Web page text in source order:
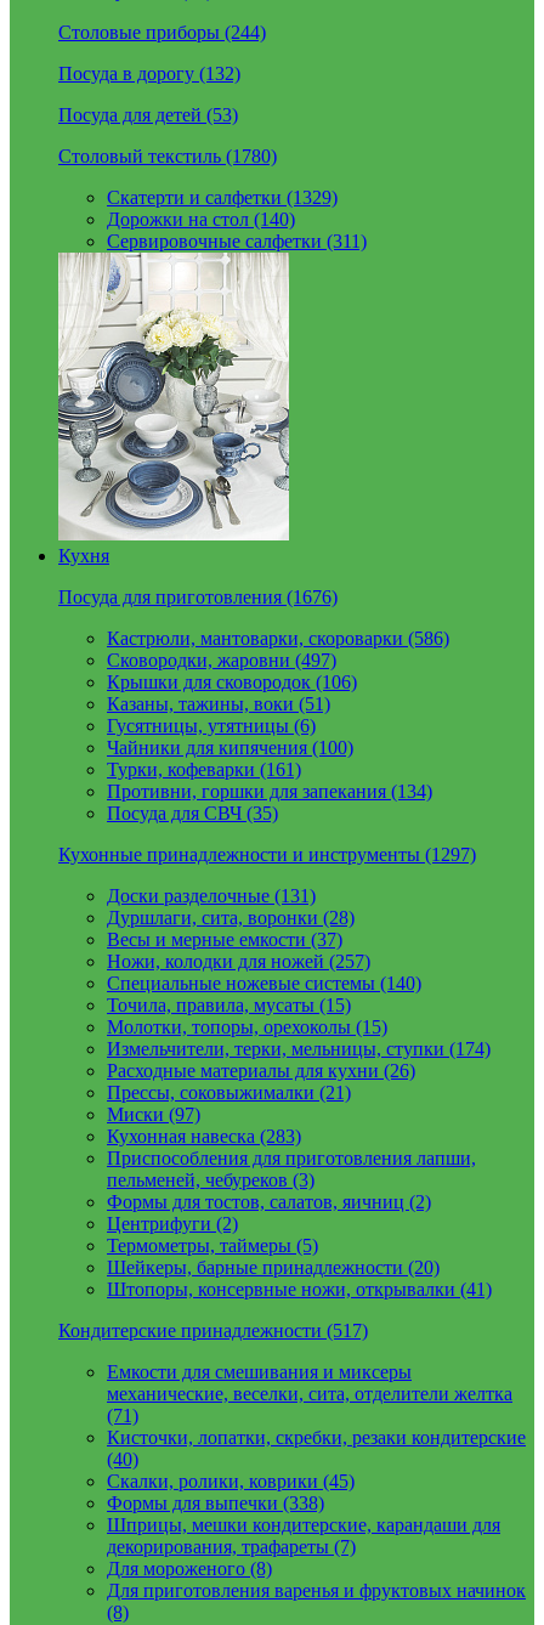
Столовые приборы (244)
Посуда в дорогу (132)
Посуда для детей (53)
Столовый текстиль (1780)
Скатерти и салфетки (1329)
Дорожки на стол (140)
Сервировочные салфетки (311)
Кухня
Посуда для приготовления (1676)
Кастрюли, мантоварки, скороварки (586)
Сковородки, жаровни (497)
Крышки для сковородок (106)
Казаны, тажины, воки (51)
Гусятницы, утятницы (6)
Чайники для кипячения (100)
Турки, кофеварки (161)
Противни, горшки для запекания (134)
Посуда для СВЧ (35)
Кухонные принадлежности и инструменты (1297)
Доски разделочные (131)
Дуршлаги, сита, воронки (28)
Весы и мерные емкости (37)
Ножи, колодки для ножей (257)
Специальные ножевые системы (140)
Точила, правила, мусаты (15)
Молотки, топоры, орехоколы (15)
Измельчители, терки, мельницы, ступки (174)
Расходные материалы для кухни (26)
Прессы, соковыжималки (21)
Миски (97)
Кухонная навеска (283)
Приспособления для приготовления лапши,
пельменей, чебуреков (3)
Формы для тостов, салатов, яичниц (2)
Центрифуги (2)
Термометры, таймеры (5)
Шейкеры, барные принадлежности (20)
Штопоры, консервные ножи, открывалки (41)
Кондитерские принадлежности (517)
Емкости для смешивания и миксеры
механические, веселки, сита, отделители желтка
(71)
Кисточки, лопатки, скребки, резаки кондитерские
(40)
Скалки, ролики, коврики (45)
Формы для выпечки (338)
Шприцы, мешки кондитерские, карандаши для
декорирования, трафареты (7)
Для мороженого (8)
Для приготовления варенья и фруктовых начинок
(8)